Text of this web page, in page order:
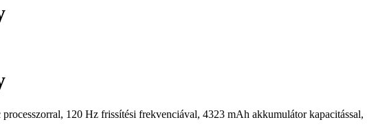
120 Hz frissítési frekvenciával, 4323 mAh akkumulátor kapacitással,